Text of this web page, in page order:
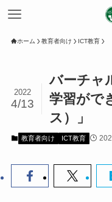
ホーム 教育者向け ICT教育
バーチャ
学習がで
ス）」
2022
4/13
教育者向け ICT教育